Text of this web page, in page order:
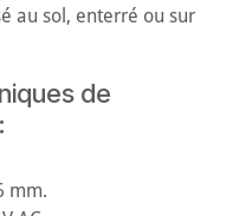
au sol, enterré ou sur
de
mm.